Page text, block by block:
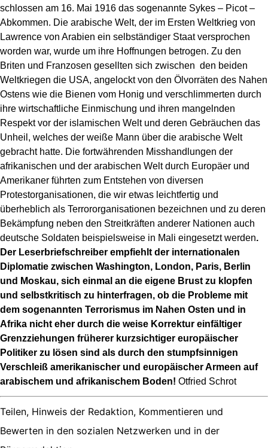
schlossen am 16. Mai 1916 das sogenannte Sykes – Picot –
Abkommen. Die arabische Welt, der im Ersten Weltkrieg von
Lawrence von Arabien ein selbständiger Staat versprochen
worden war, wurde um ihre Hoffnungen betrogen. Zu den
Briten und Franzosen gesellten sich zwischen den beiden
Weltkriegen die USA, angelockt von den Ölvorräten des Nahen
Ostens wie die Bienen vom Honig und verschlimmerten durch
ihre wirtschaftliche Einmischung und ihren mangelnden
Respekt vor der islamischen Welt und deren Gebräuchen das
Unheil, welches der weiße Mann über die arabische Welt
gebracht hatte. Die fortwährenden Misshandlungen der
afrikanischen und der arabischen Welt durch Europäer und
Amerikaner führten zum Entstehen von diversen
Protestorganisationen, die wir etwas leichtfertig und
überheblich als Terrororganisationen bezeichnen und zu deren
Bekämpfung neben den Streitkräften anderer Nationen auch
deutsche Soldaten beispielsweise in Mali eingesetzt werden.
Der Leserbriefschreiber empfiehlt der internationalen
Diplomatie zwischen Washington, London, Paris, Berlin
und Moskau, sich einmal an die eigene Brust zu klopfen
und selbstkritisch zu hinterfragen, ob die Probleme mit
dem sogenannten Terrorismus im Nahen Osten und in
Afrika nicht eher durch die weise Korrektur einfältiger
Grenzziehungen früherer kurzsichtiger europäischer
Politiker zu lösen sind als durch den stumpfsinnigen
Verschleiß amerikanischer und europäischer Armeen auf
arabischem und afrikanischem Boden! Otfried Schrot
Teilen, Hinweis der Redaktion, Kommentieren und
Bewerten in den sozialen Netzwerken und in der